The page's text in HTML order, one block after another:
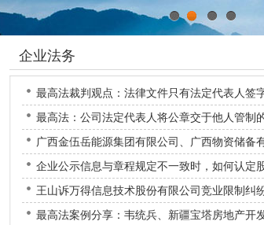
1 2 3
企业法务
最高法裁判观点：法律文件只有法定代表人签
最高法：公司法定代表人将公章交于他人管制
广西金伍岳能源集团有限公司、广西物资储备
企业公示信息与章程规定不一致时，如何认定
王山诉万得信息技术股份有限公司竞业限制纠
最高法案例分享：韦统兵、新疆宝塔房地产开